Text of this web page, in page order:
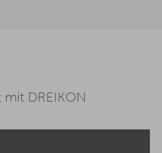
mit DREIKON